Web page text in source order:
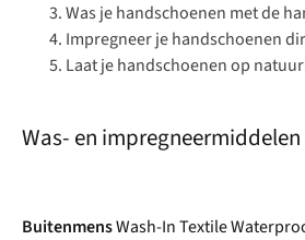
Was je handschoenen met de
Impregneer je handschoenen
Laat je handschoenen op
Was- en impregneermiddelen
BuitenmensWash-In Textile